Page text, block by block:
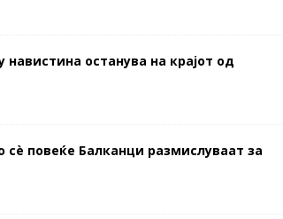
останува на крајот од
повеќе Балканци размислуваат за